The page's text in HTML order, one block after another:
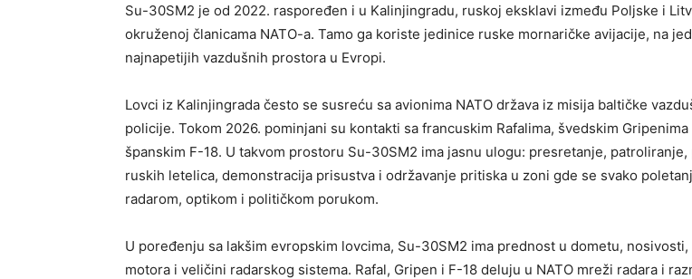
Su-30SM2 je od 2022. raspoređen i u Kalinjingradu, ruskoj eksklavi između Poljske i
okruženoj članicama NATO-a. Tamo ga koriste jedinice ruske mornaričke avijacije, na
najnapetijih vazdušnih prostora u Evropi.
Lovci iz Kalinjingrada često se susreću sa avionima NATO država iz misija baltičke
policije. Tokom 2026. pominjani su kontakti sa francuskim Rafalima, švedskim Gripenima
španskim F-18. U takvom prostoru Su-30SM2 ima jasnu ulogu: presretanje, patroliranje,
ruskih letelica, demonstracija prisustva i održavanje pritiska u zoni gde se svako
radarom, optikom i političkom porukom.
U poređenju sa lakšim evropskim lovcima, Su-30SM2 ima prednost u dometu, nosivosti,
motora i veličini radarskog sistema. Rafal, Gripen i F-18 deluju u NATO mreži radara i